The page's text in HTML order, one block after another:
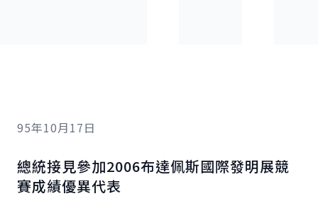
95年10月17日
總統接見參加2006布達佩斯國際發明展競
賽成績優異代表